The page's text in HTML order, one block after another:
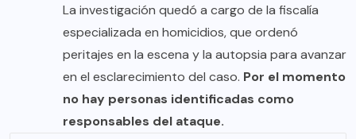
La investigación quedó a cargo de la fiscalía
especializada en homicidios, que ordenó
peritajes en la escena y la autopsia para avanzar
en el esclarecimiento del caso. Por el momento
no hay personas identificadas como
responsables del ataque.